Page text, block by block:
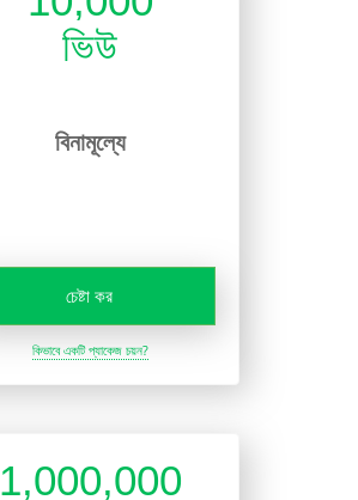
ভিউ
বিনামূল্যে
চেষ্টা কর
কিভাবে একটি প্যাকেজ চয়ন?
1,000,000